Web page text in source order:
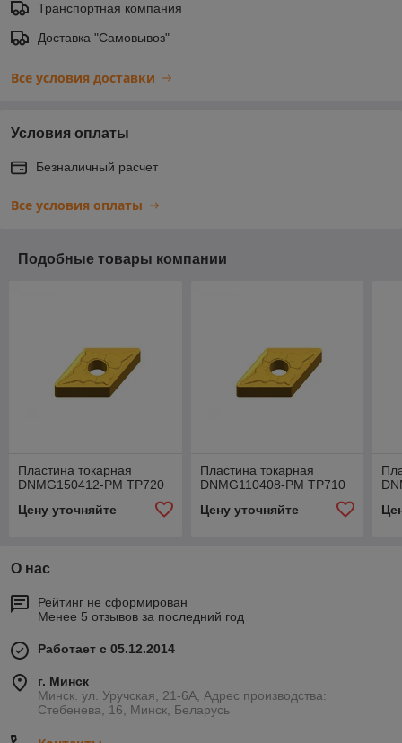
Транспортная компания
Доставка "Самовывоз"
Все условия доставки
Условия оплаты
Безналичный расчет
Все условия оплаты
Подобные товары компании
Пластина токарная
DNMG150412-PM TP720
Цену уточняйте
Пластина токарная
DNMG110408-PM TP710
Цену уточняйте
О нас
Рейтинг не сформирован
Менее 5 отзывов за последний год
Работает с 05.12.2014
г. Минск
Минск. ул. Уручская, 21-6А, Адрес производства:
Стебенева, 16, Минск, Беларусь